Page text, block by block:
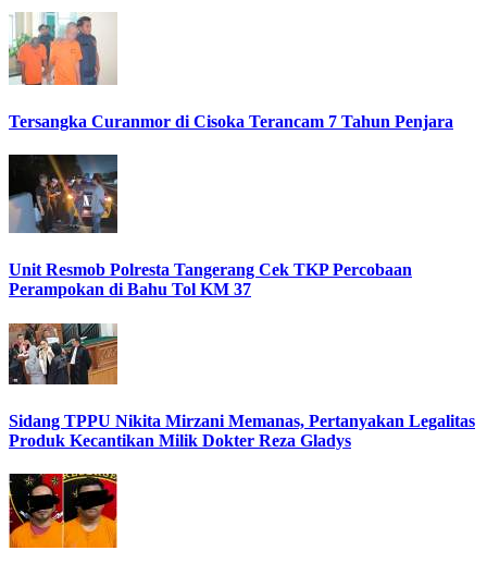
Tersangka Curanmor di Cisoka Terancam 7 Tahun Penjara
Unit Resmob Polresta Tangerang Cek TKP Percobaan
Perampokan di Bahu Tol KM 37
Sidang TPPU Nikita Mirzani Memanas, Pertanyakan Legalitas
Produk Kecantikan Milik Dokter Reza Gladys